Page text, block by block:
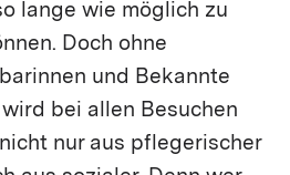
lange wie möglich zu
Doch ohne
und Bekannte
bei allen Besuchen
nur aus pflegerischer